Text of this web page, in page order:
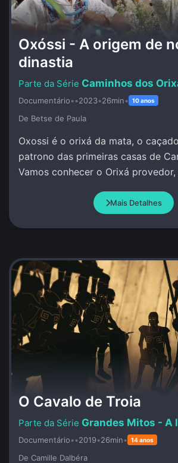
Oxóssi - A origem de
dinastia
Caminhos dos
Documentário••2023•26min• 10 anos
De Betse de Paula
Oxossi é o orixá da mata, o
patrono das primeiras casas de
Vamos conhecer o Orixá
Mais Detalhes
O Cavalo de Troia
Grandes Mitos - A
Documentário••2019•26min• 14 anos
De Camille Dalbéra